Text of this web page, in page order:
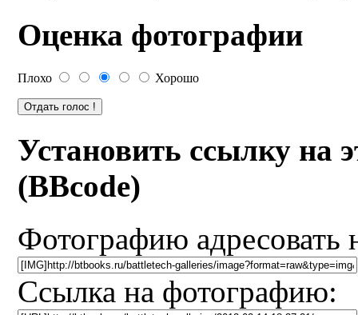
Оценка фотографии
Плохо Хорошо
Установить ссылку на
(BBcode)
Фотографию
Ссылка на фотографию: